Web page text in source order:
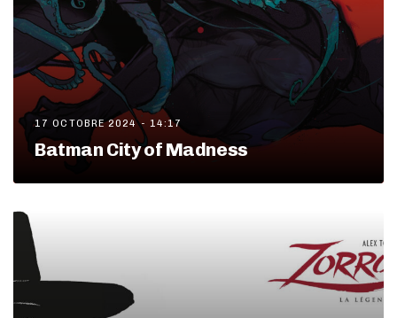
17 OCTOBRE 2024 - 14:17
Batman City of Madness